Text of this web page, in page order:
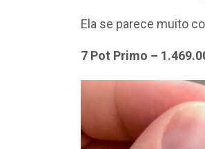
Ela se parece muito
7 Pot Primo –